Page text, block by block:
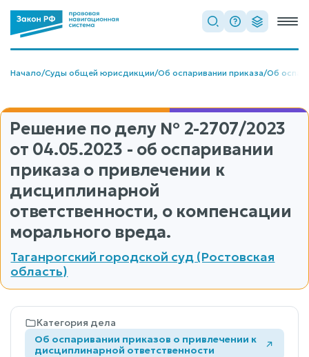
Начало/Суды общей юрисдикции/Об оспаривании приказа/Об
Решение по делу № 2-2707/2023
от 04.05.2023 - об оспаривании
приказа о привлечении к
дисциплинарной
ответственности, о компенсации
морального вреда.
Таганрогский городской суд (Ростовская
область)
Категория дела
Об оспаривании приказов о привлечении к
дисциплинарной ответственности